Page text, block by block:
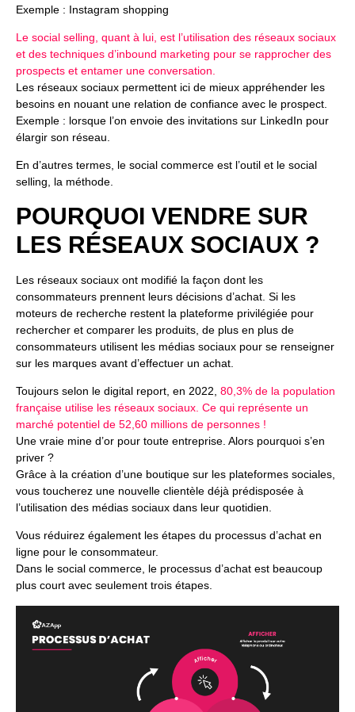
Exemple : Instagram shopping
Le social selling, quant à lui, est l’utilisation des réseaux sociaux
et des techniques d’inbound marketing pour se rapprocher des
prospects et entamer une conversation.
Les réseaux sociaux permettent ici de mieux appréhender les
besoins en nouant une relation de confiance avec le prospect.
Exemple : lorsque l’on envoie des invitations sur LinkedIn pour
élargir son réseau.
En d’autres termes, le social commerce est l’outil et le social
selling, la méthode.
POURQUOI VENDRE SUR
LES RÉSEAUX SOCIAUX ?
Les réseaux sociaux ont modifié la façon dont les
consommateurs prennent leurs décisions d’achat. Si les
moteurs de recherche restent la plateforme privilégiée pour
rechercher et comparer les produits, de plus en plus de
consommateurs utilisent les médias sociaux pour se renseigner
sur les marques avant d’effectuer un achat.
Toujours selon le digital report, en 2022, 80,3% de la population
française utilise les réseaux sociaux. Ce qui représente un
marché potentiel de 52,60 millions de personnes !
Une vraie mine d’or pour toute entreprise. Alors pourquoi s’en
priver ?
Grâce à la création d’une boutique sur les plateformes sociales,
vous toucherez une nouvelle clientèle déjà prédisposée à
l’utilisation des médias sociaux dans leur quotidien.
Vous réduirez également les étapes du processus d’achat en
ligne pour le consommateur.
Dans le social commerce, le processus d’achat est beaucoup
plus court avec seulement trois étapes.